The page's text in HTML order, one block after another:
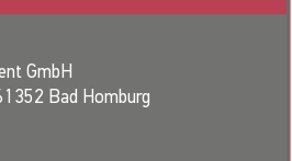
GmbH
Bad Homburg